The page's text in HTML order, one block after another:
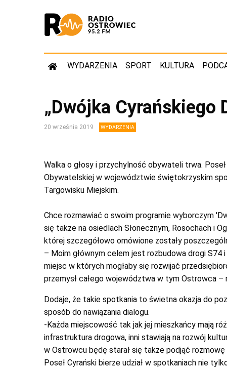
WYDARZENIA SPORT KULTURA
„Dwójka Cyrańskiego
20 września 2019 WYDARZENIA
Walka o głosy i przychylność obywateli trwa.
Obywatelskiej w województwie świętokrzyskim
Targowisku Miejskim.
Chce rozmawiać o swoim programie wyborczym
się także na osiedlach Słonecznym, Rosochach i
której szczegółowo omówione zostały
– Moim głównym celem jest rozbudowa drogi S74
miejsc w których mogłaby się rozwijać
przemysł całego województwa w tym Ostrowca –
Dodaje, że takie spotkania to świetna okazja do
sposób do nawiązania dialogu.
-Każda miejscowość tak jak jej mieszkańcy mają
infrastruktura drogowa, inni stawiają na rozwój
w Ostrowcu będę starał się także podjąć
Poseł Cyrański bierze udział w spotkaniach nie